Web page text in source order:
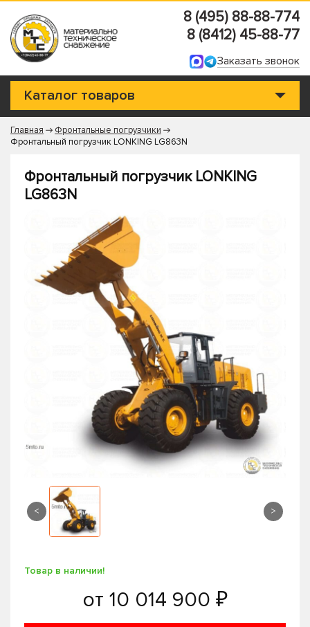
8 (495) 88-88-774
8 (8412) 45-88-77
Заказать звонок
Каталог товаров
Главная
Фронтальные погрузчики
Фронтальный погрузчик LONKING LG863N
Фронтальный погрузчик LONKING
LG863N
< >
Товар в наличии!
от 10 014 900 ₽